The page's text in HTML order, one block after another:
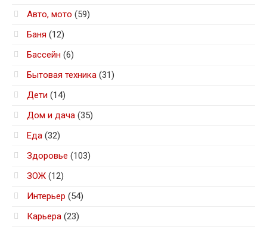
Авто, мото (59)
Баня (12)
Бассейн (6)
Бытовая техника (31)
Дети (14)
Дом и дача (35)
Еда (32)
Здоровье (103)
ЗОЖ (12)
Интерьер (54)
Карьера (23)